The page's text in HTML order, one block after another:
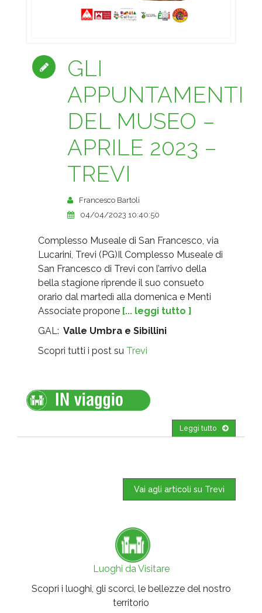
GLI
APPUNTAMENTI
DEL MUSEO –
APRILE 2023 –
TREVI
Francesco Bartoli
04/04/2023 10:40:50
Complesso Museale di San Francesco, via
Lucarini, Trevi (PG)Il Complesso Museale di
San Francesco di Trevi con l’arrivo della
bella stagione riprende il suo consueto
orario dal martedì alla domenica e Menti
Associate propone [... leggi tutto ]
GAL: Valle Umbra e Sibillini
Scopri tutti i post su Trevi
Leggi tutto
Vai agli articoli su Trevi
Luoghi da Visitare
Scopri i luoghi, gli scorci, le bellezze del nostro
territorio